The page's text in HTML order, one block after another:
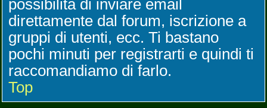
possibilità di inviare email
direttamente dal forum, iscrizione a
gruppi di utenti, ecc. Ti bastano
pochi minuti per registrarti e quindi ti
raccomandiamo di farlo.
Top